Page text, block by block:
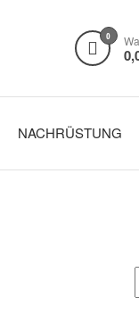
0
NACHRÜSTUNG